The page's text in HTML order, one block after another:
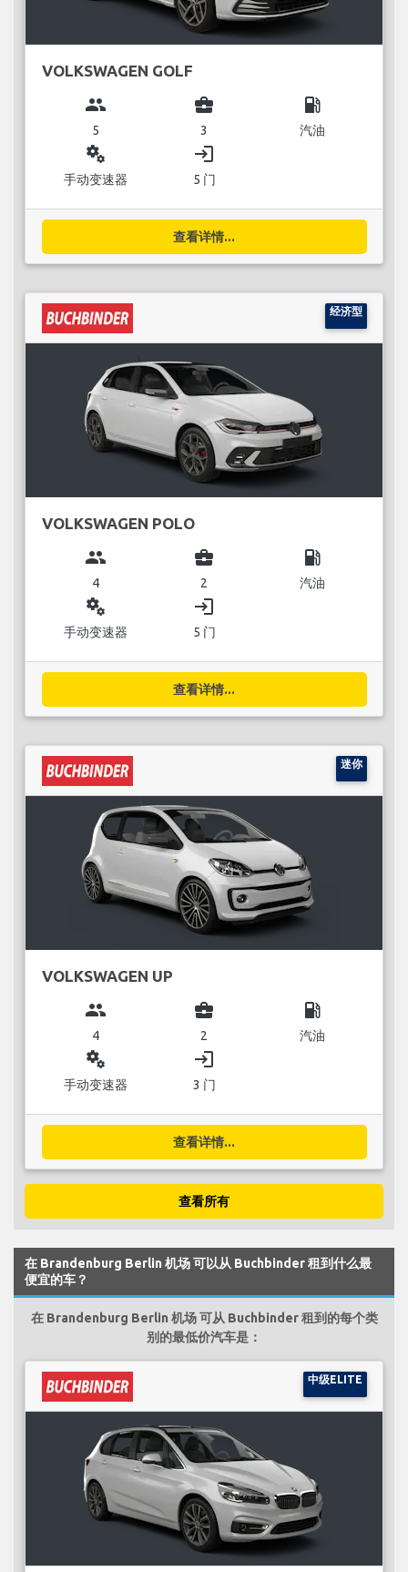
VOLKSWAGEN GOLF
group
5
business_center
3
local_gas_station
汽油
miscellaneous_services
手动变速器
login
5 门
查看详情...
经济型
VOLKSWAGEN POLO
group
4
business_center
2
local_gas_station
汽油
miscellaneous_services
手动变速器
login
5 门
查看详情...
迷你
VOLKSWAGEN UP
group
4
business_center
2
local_gas_station
汽油
miscellaneous_services
手动变速器
login
3 门
查看详情...
查看所有
在 Brandenburg Berlin 机场 可以从 Buchbinder 租到什么最
便宜的车？
在 Brandenburg Berlin 机场 可从 Buchbinder 租到的每个类
别的最低价汽车是：
中级ELITE